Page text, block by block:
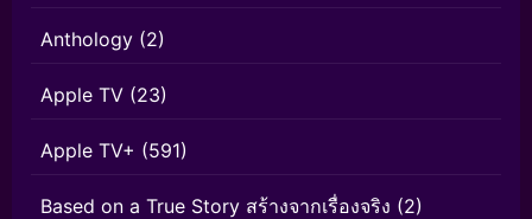
Anthology (2)
Apple TV (23)
Apple TV+ (591)
Based on a True Story สร้างจากเรื่องจริง (2)